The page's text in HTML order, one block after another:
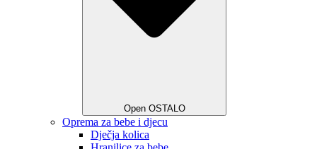
Open OSTALO
Oprema za bebe i djecu
Dječja kolica